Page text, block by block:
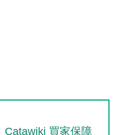
Catawiki 買家保障